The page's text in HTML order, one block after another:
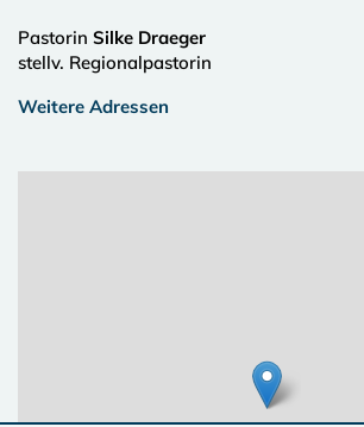
Pastorin Silke Draeger
stellv. Regionalpastorin
Weitere Adressen